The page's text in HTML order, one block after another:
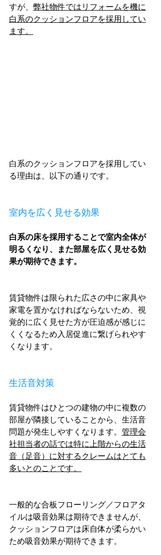
すが、 弊社物件ではリフォームを機に
白系のクッションフロアを採用してい
ます。
白系のクッションフロアを採用してい
る理由は、以下の通りです。
室内を広く見せる効果
白系の床を採用することで室内全体が
明るくなり、また部屋を広く見せる効
果が期待できます。
賃貸物件は限られた広さの中に家具や
家電を置かなければならないため、視
覚的に広く見せた方が圧迫感が感じに
くくなるため入居促進に繋げられやす
くなります。
生活音対策
賃貸物件はひとつの建物の中に複数の
部屋が隣接していることから、生活音
問題が発生しやすくなります。 管理会
社担当者の話では特に上階からの生活
音（足音）に対するクレームはとても
多いとのことです。
一般的な合板フローリング／フロアタ
イルは吸音効果は期待できませんが、
クッションフロアは床自体が柔らかい
ため吸音効果が期待できます。